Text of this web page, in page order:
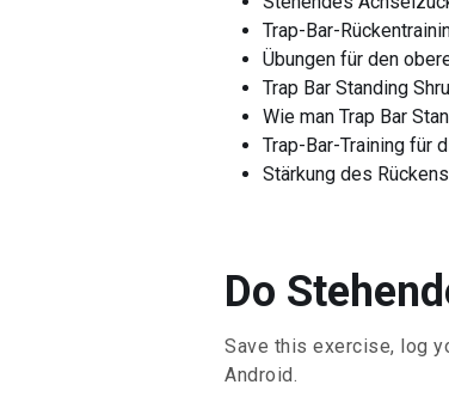
Trap-Bar-
Übungen für den
Trap Bar Standing
Wie man Trap Bar
Trap-Bar-Training für
Stärkung des
Do
Save this exercise, log
Android.